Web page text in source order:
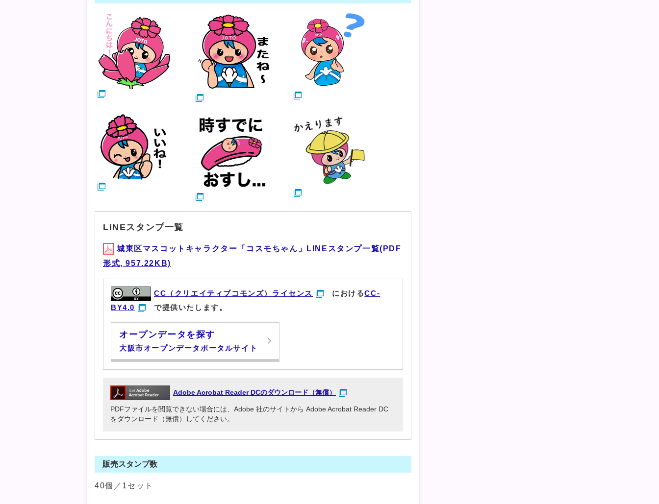
LINEスタンプ一覧
城東区マスコットキャラクター「コスモちゃん」LINEスタンプ一覧(PDF
形式, 957.22KB)
CC（クリエイティブコモンズ）ライセンス におけるCC-
BY4.0
で提供いたします。
オープンデータを探す
大阪市オープンデータポータルサイト
Adobe Acrobat Reader DCのダウンロード（無償）
PDFファイルを閲覧できない場合には、Adobe 社のサイトから Adobe Acrobat Reader DC
をダウンロード（無償）してください。
販売スタンプ数
40個／1セット